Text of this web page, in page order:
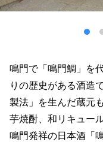
鳴門で「鳴門鯛」を
りの歴史がある酒造
製法」を生んだ蔵元
芋焼酎、和リキュー
鳴門発祥の日本酒「